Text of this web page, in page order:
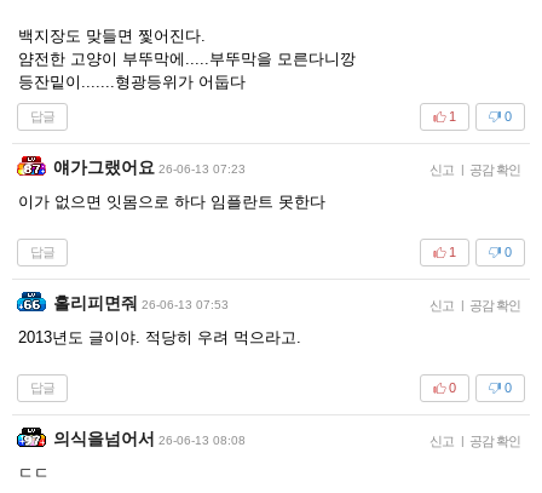
백지장도 맞들면 찣어진다.
얌전한 고양이 부뚜막에.....부뚜막을 모른다니깡
등잔밑이.......형광등위가 어둡다
답글 0
1
얘가그랬어요 26-06-13 07:23 신고 | 공감 확인
이가 없으면 잇몸으로 하다 임플란트 못한다
답글 0
1
홀리피면줘 26-06-13 07:53 신고 | 공감 확인
2013년도 글이야. 적당히 우려 먹으라고.
답글 0
0
의식을넘어서 26-06-13 08:08 신고 | 공감 확인
ㄷㄷ